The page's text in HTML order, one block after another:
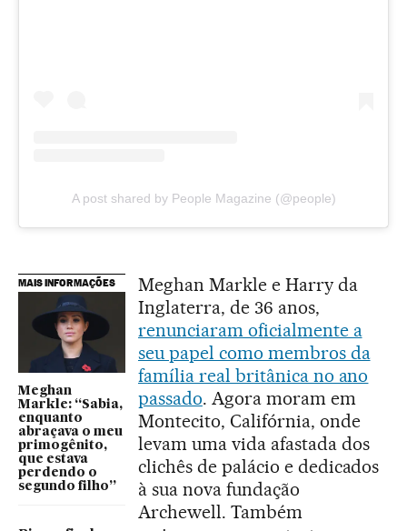
A post shared by People Magazine (@people)
MAIS INFORMAÇÕES
Meghan
Markle: “Sabia,
enquanto
abraçava o meu
primogênito,
que estava
perdendo o
segundo filho”
Meghan Markle e Harry da
Inglaterra, de 36 anos,
renunciaram oficialmente a
seu papel como membros da
família real britânica no ano
passado. Agora moram em
Montecito, Califórnia, onde
levam uma vida afastada dos
clichês de palácio e dedicados
à sua nova fundação
Archewell. Também